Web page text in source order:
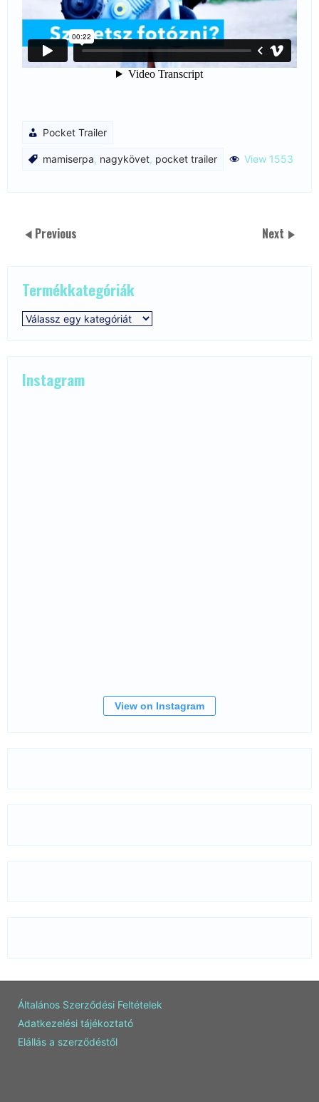
Pocket Trailer
mamiserpa, nagykövet, pocket trailer View 1553
Previous Next
Termékkategóriák
Instagram
View on Instagram
Általános Szerződési Feltételek
Adatkezelési tájékoztató
Elállás a szerződéstől